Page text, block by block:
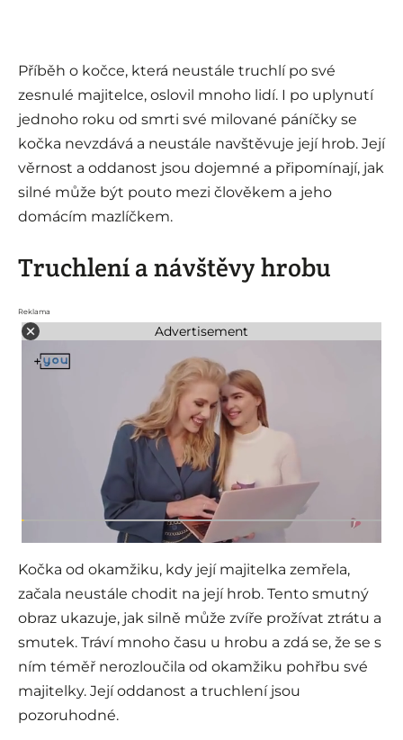
Příběh o kočce, která neustále truchlí po své
zesnulé majitelce, oslovil mnoho lidí. I po uplynutí
jednoho roku od smrti své milované páníčky se
kočka nevzdává a neustále navštěvuje její hrob. Její
věrnost a oddanost jsou dojemné a připomínají, jak
silné může být pouto mezi člověkem a jeho
domácím mazlíčkem.
Truchlení a návštěvy hrobu
Reklama
Advertisement
Kočka od okamžiku, kdy její majitelka zemřela,
začala neustále chodit na její hrob. Tento smutný
obraz ukazuje, jak silně může zvíře prožívat ztrátu a
smutek. Tráví mnoho času u hrobu a zdá se, že se s
ním téměř nerozloučila od okamžiku pohřbu své
majitelky. Její oddanost a truchlení jsou
pozoruhodné.